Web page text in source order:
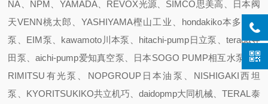
NA、NPM、YAMADA、REVOX光源、SIMCO思美高、日本阀
天VENN桃太郎、YASHIYAMA樫山工业、hondakiko本多机工
泵、EIM泵、kawamoto川本泵、hitachi-pump日立泵、terada寺
田泵、aichi-pump爱知真空泵、日本SOGO PUMP相互水泵、A
RIMITSU有光泵、NOPGROUP日本油泵、NISHIGAKI西坦
泵、KYORITSUKIKO共立机巧、daidopmp大同机械、TERAL泰